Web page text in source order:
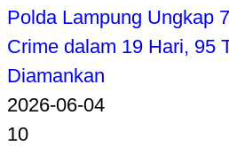
Polda Lampung Ungkap
Crime dalam 19 Hari, 95
Diamankan
2026-06-04
10